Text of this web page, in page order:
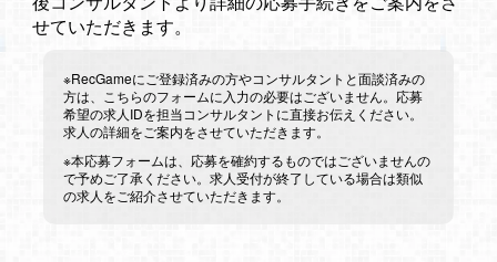
せていただきます。
※RecGameにご登録済みの方やコンサルタントと面談済みの
方は、こちらのフォームに入力の必要はございません。応募
希望の求人IDを担当コンサルタントに直接お伝えください。
求人の詳細をご案内をさせていただきます。
※本応募フォームは、応募を確約するものではございませんの
で予めご了承ください。求人受付が終了している場合は類似
の求人をご紹介させていただきます。